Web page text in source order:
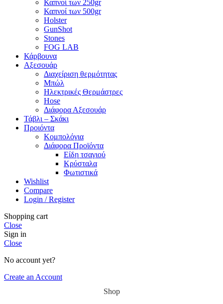
Καπνοί των 250gr
Καπνοί των 500gr
Holster
GunShot
Stones
FOG LAB
Κάρβουνα
Αξεσουάρ
Διαχείριση θερμότητας
Μπώλ
Ηλεκτρικές Θερμάστρες
Hose
Διάφορα Αξεσουάρ
Τάβλι – Σκάκι
Προιόντα
Κομπολόγια
Διάφορα Προϊόντα
Είδη τσαγιού
Κρύσταλα
Φωτιστικά
Wishlist
Compare
Login / Register
Shopping cart
Close
Sign in
Close
No account yet?
Create an Account
Shop